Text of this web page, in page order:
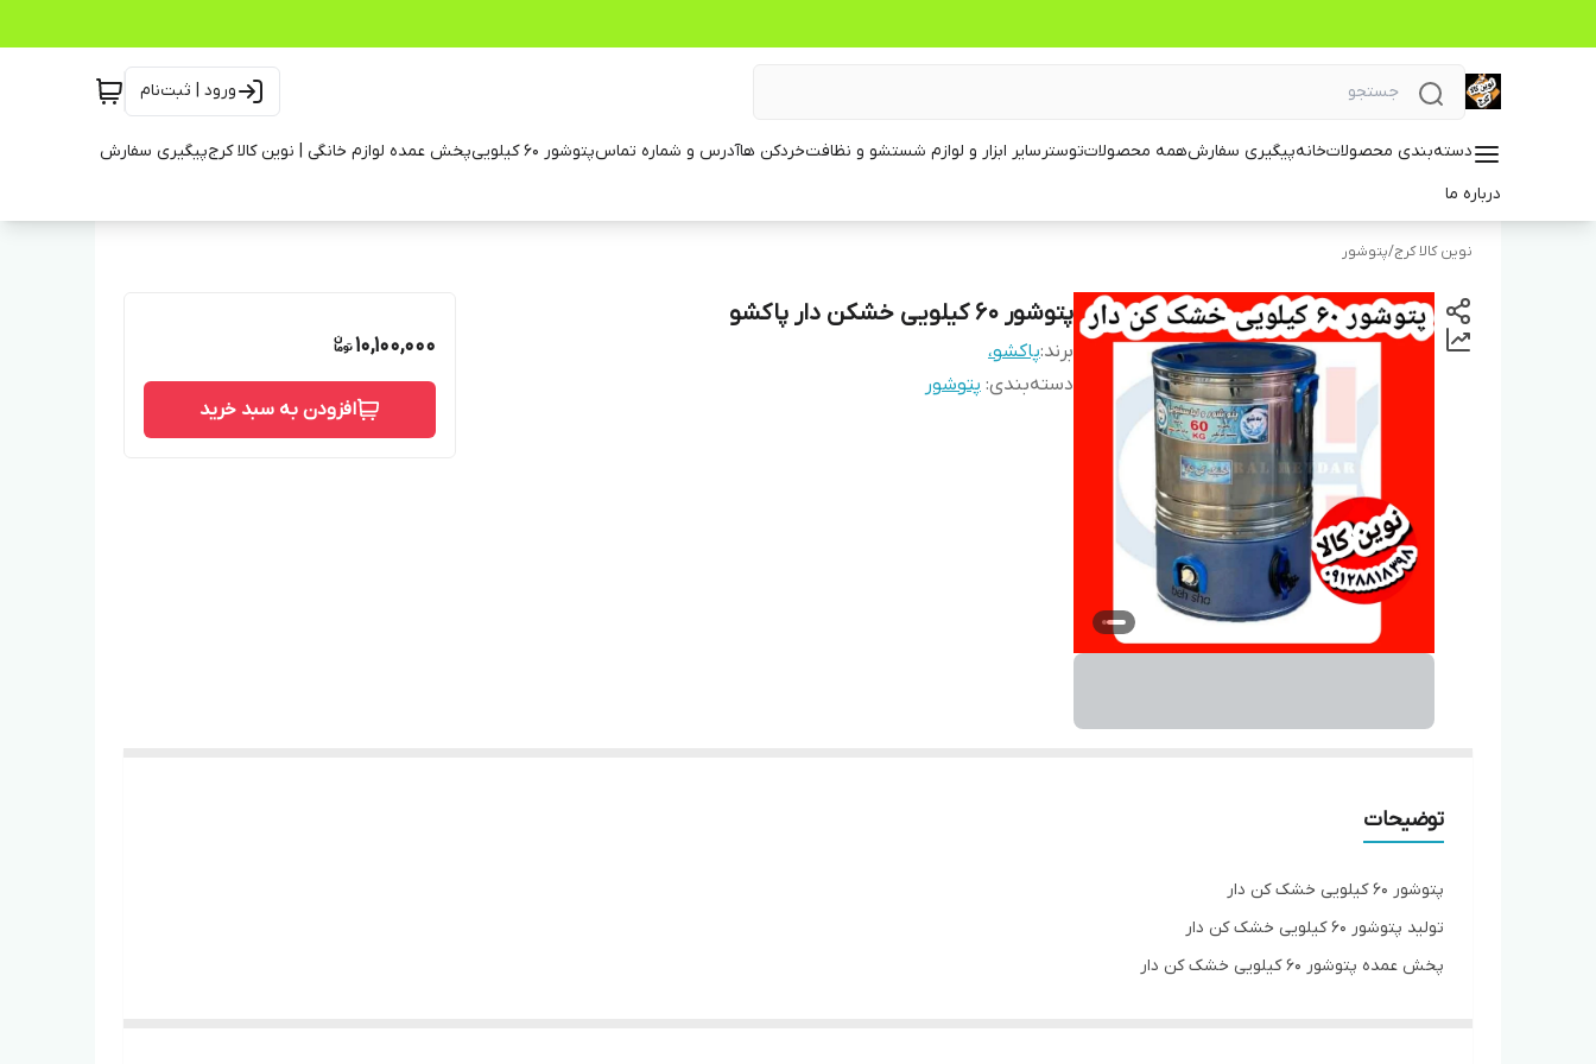
ورود | ثبت‌نام
دسته‌بندی محصولاتخانهپیگیری سفارشهمه محصولاتتوسترسایر ابزار و لوازم شستشو و نظافتخردکن هاآدرس و شماره تماسپتوشور ۶۰ کیلویی پخش عمده لوازم خانگی | نوین کالا کرجپیگیری سفارش
درباره ما
نوین کالا کرج/پتوشور
پتوشور 60 کیلویی خشکن دار پاکشو
برند:پاکشو،
دسته‌بندی: پتوشور
10,100,000
افزودن به سبد خرید
توضیحات
پتوشور ۶۰ کیلویی خشک کن دار
تولید پتوشور ۶۰ کیلویی خشک کن دار
پخش عمده پتوشور ۶۰ کیلویی خشک کن دار